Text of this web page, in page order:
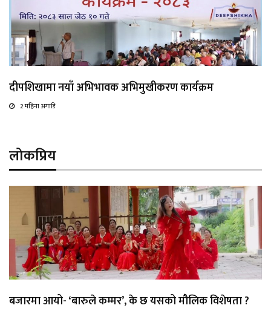
दीपशिखामा नयाँ अभिभावक अभिमुखीकरण कार्यक्रम
2 महिना अगाडि
लोकप्रिय
बजारमा आयो- ‘बारुले कम्मर’, के छ यसको मौलिक विशेषता ?